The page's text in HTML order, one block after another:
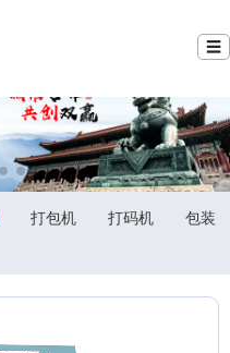
☰
打包机 打码机
包装